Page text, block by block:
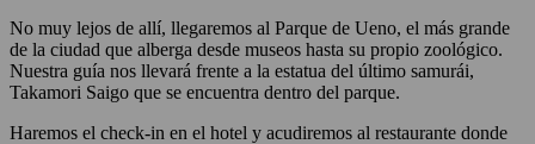
No muy lejos de allí, llegaremos al Parque de Ueno, el más grande
de la ciudad que alberga desde museos hasta su propio zoológico.
Nuestra guía nos llevará frente a la estatua del último samurái,
Takamori Saigo que se encuentra dentro del parque.
Haremos el check-in en el hotel y acudiremos al restaurante donde